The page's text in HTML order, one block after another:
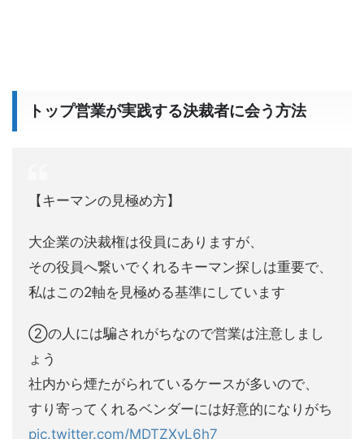
トップ営業が実践する決裁者に会う方法
【キーマンの見極め方】
大企業の決裁権は役員にありますが、
その役員へ繋いでくれるキーマン探しは重要で、
私はこの2軸を見極める基準にしています
②の人には騙されがちなので営業は注意しまし
ょう
社内から煙たがられているケースが多いので、
すり寄ってくれるベンダーには好意的になりがち
pic.twitter.com/MDTZXvL6h7